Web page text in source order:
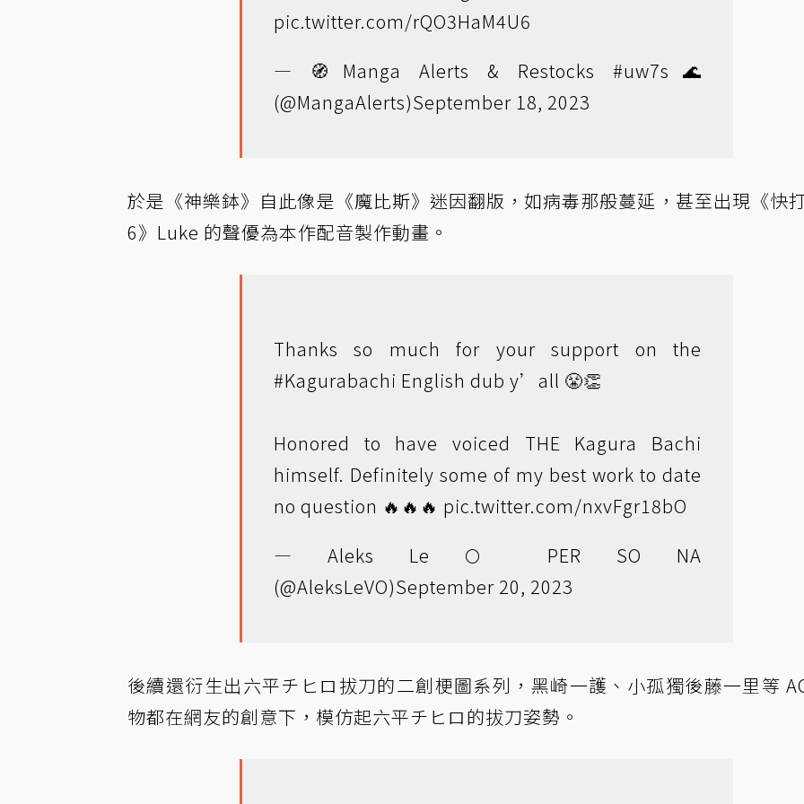
pic.twitter.com/rQO3HaM4U6
— 🧭Manga Alerts & Restocks #uw7s🌊
(@MangaAlerts)September 18, 2023
於是《神樂鉢》自此像是《魔比斯》迷因翻版，如病毒那般蔓延，甚至出現《快
6》Luke 的聲優為本作配音製作動畫。
Thanks so much for your support on the
#Kagurabachi English dub y’all 😤👏
Honored to have voiced THE Kagura Bachi
himself. Definitely some of my best work to date
no question 🔥🔥🔥 pic.twitter.com/nxvFgr18bO
— Aleks Le 🌕 PER SO NA
(@AleksLeVO)September 20, 2023
後續還衍生出六平チヒロ拔刀的二創梗圖系列，黑崎一護、小孤獨後藤一里等
物都在網友的創意下，模仿起六平チヒロ的拔刀姿勢。